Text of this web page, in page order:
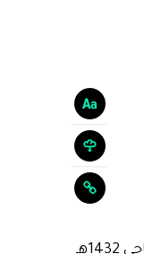
حفل افتتاح فعاليات التنشيط السياحي 1432هـ